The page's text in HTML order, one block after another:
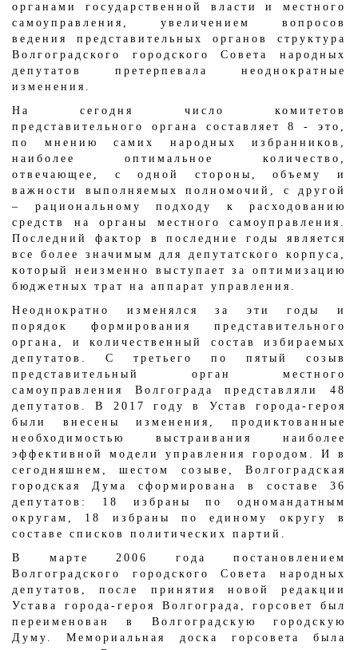
органами государственной власти и местного
самоуправления, увеличением вопросов
ведения представительных органов структура
Волгоградского городского Совета народных
депутатов претерпевала неоднократные
изменения.
На сегодня число комитетов
представительного органа составляет 8 - это,
по мнению самих народных избранников,
наиболее оптимальное количество,
отвечающее, с одной стороны, объему и
важности выполняемых полномочий, с другой
– рациональному подходу к расходованию
средств на органы местного самоуправления.
Последний фактор в последние годы является
все более значимым для депутатского корпуса,
который неизменно выступает за оптимизацию
бюджетных трат на аппарат управления.
Неоднократно изменялся за эти годы и
порядок формирования представительного
органа, и количественный состав избираемых
депутатов. С третьего по пятый созыв
представительный орган местного
самоуправления Волгограда представляли 48
депутатов. В 2017 году в Устав города-героя
были внесены изменения, продиктованные
необходимостью выстраивания наиболее
эффективной модели управления городом. И в
сегодняшнем, шестом созыве, Волгоградская
городская Дума сформирована в составе 36
депутатов: 18 избраны по одномандатным
округам, 18 избраны по единому округу в
составе списков политических партий.
В марте 2006 года постановлением
Волгоградского городского Совета народных
депутатов, после принятия новой редакции
Устава города-героя Волгограда, горсовет был
переименован в Волгоградскую городскую
Думу. Мемориальная доска горсовета была